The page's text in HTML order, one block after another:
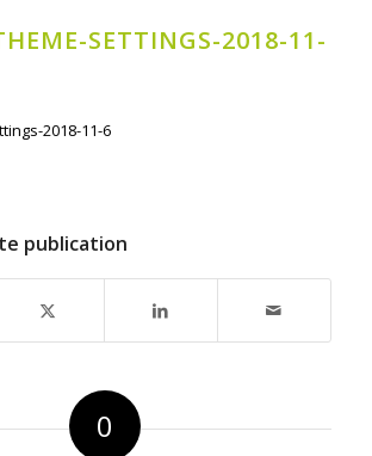
SETTINGS-2018-11-
2018-11-6
publication
0